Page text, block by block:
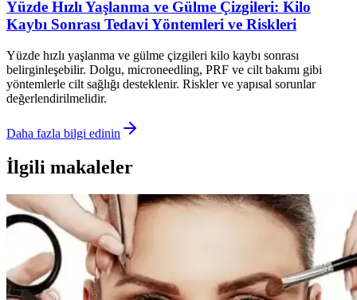
Yüzde Hızlı Yaşlanma ve Gülme Çizgileri: Kilo
Kaybı Sonrası Tedavi Yöntemleri ve Riskleri
Yüzde hızlı yaşlanma ve gülme çizgileri kilo kaybı sonrası
belirginleşebilir. Dolgu, microneedling, PRF ve cilt bakımı gibi
yöntemlerle cilt sağlığı desteklenir. Riskler ve yapısal sorunlar
değerlendirilmelidir.
Daha fazla bilgi edinin
İlgili makaleler